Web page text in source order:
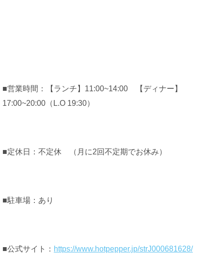
■営業時間：【ランチ】11:00~14:00 【ディナー】
17:00~20:00（L.O 19:30）
■定休日：不定休 （月に2回不定期でお休み）
■駐車場：あり
■公式サイト： https://www.hotpepper.jp/strJ000681628/